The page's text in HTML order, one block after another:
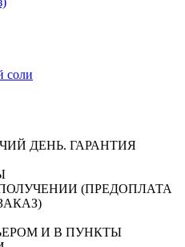
соли
ДЕНЬ. ГАРАНТИЯ
(ПРЕДОПЛАТА
И В ПУНКТЫ